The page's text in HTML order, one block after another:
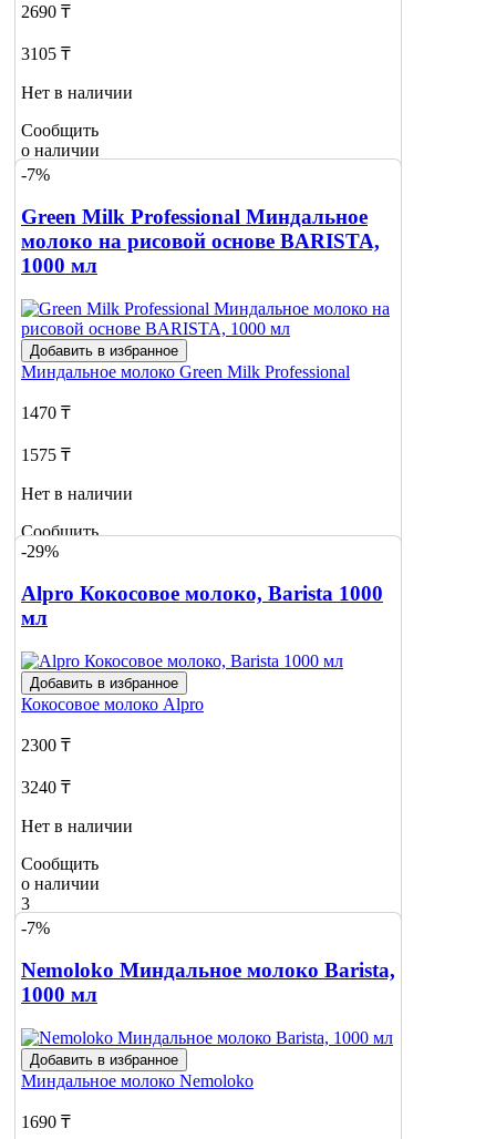
2690 ₸
3105 ₸
Нет в наличии
Сообщить
о наличии
-7%
Green Milk Professional Миндальное
молоко на рисовой основе BARISTA,
1000 мл
Добавить в избранное
Миндальное молоко Green Milk Professional
1470 ₸
1575 ₸
Нет в наличии
Сообщить
о наличии
-29%
Alpro Кокосовое молоко, Barista 1000
мл
Добавить в избранное
Кокосовое молоко Alpro
2300 ₸
3240 ₸
Нет в наличии
Сообщить
о наличии
3
-7%
Nemoloko Миндальное молоко Barista,
1000 мл
Добавить в избранное
Миндальное молоко Nemoloko
1690 ₸